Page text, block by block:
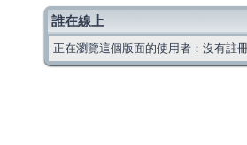
誰在線上
正在瀏覽這個版面的使用者：沒有註